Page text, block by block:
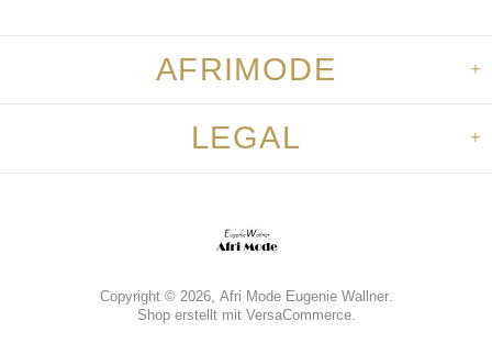
AFRIMODE
LEGAL
Copyright © 2026, Afri Mode Eugenie Wallner.
Shop erstellt mit VersaCommerce.